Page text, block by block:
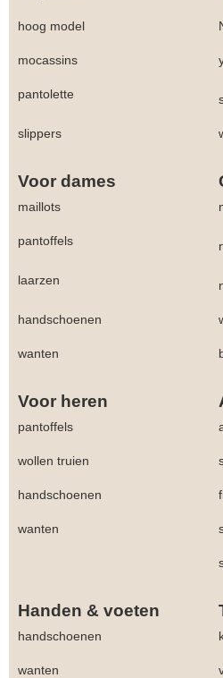
hoog model
mocassins
pantolette
slippers
Voor dames
maillots
pantoffels
laarzen
handschoenen
wanten
Voor heren
pantoffels
wollen truien
handschoenen
wanten
Handen & voeten
handschoenen
wanten